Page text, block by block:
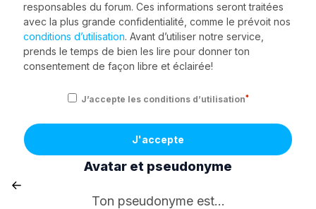
responsables du forum. Ces informations seront traitées
avec la plus grande confidentialité, comme le prévoit nos
conditions d’utilisation. Avant d’utiliser notre service,
prends le temps de bien les lire pour donner ton
consentement de façon libre et éclairée!
J’accepte les conditions d’utilisation*
J'accepte
Avatar et pseudonyme
Ton pseudonyme est...